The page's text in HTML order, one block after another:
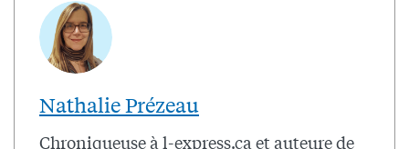
Nathalie Prézeau
Chroniqueuse à l-express.ca et auteure de